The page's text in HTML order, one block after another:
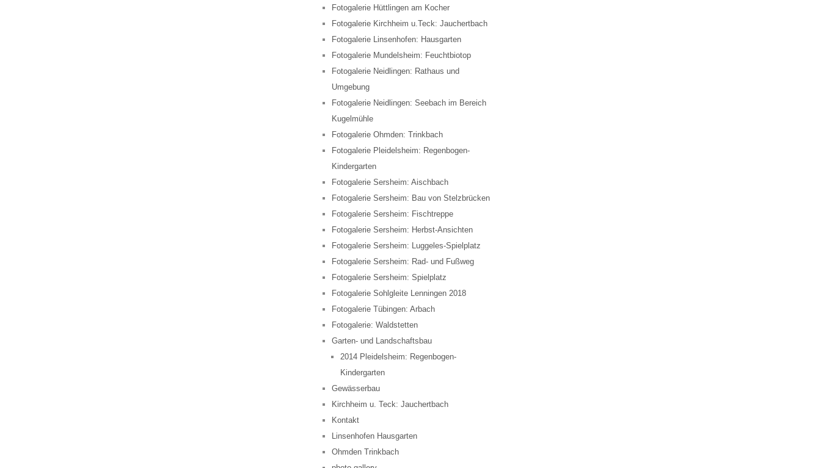
Fotogalerie Hüttlingen am Kocher
Fotogalerie Kirchheim u.Teck: Jauchertbach
Fotogalerie Linsenhofen: Hausgarten
Fotogalerie Mundelsheim: Feuchtbiotop
Fotogalerie Neidlingen: Rathaus und
Umgebung
Fotogalerie Neidlingen: Seebach im Bereich
Kugelmühle
Fotogalerie Ohmden: Trinkbach
Fotogalerie Pleidelsheim: Regenbogen-
Kindergarten
Fotogalerie Sersheim: Aischbach
Fotogalerie Sersheim: Bau von Stelzbrücken
Fotogalerie Sersheim: Fischtreppe
Fotogalerie Sersheim: Herbst-Ansichten
Fotogalerie Sersheim: Luggeles-Spielplatz
Fotogalerie Sersheim: Rad- und Fußweg
Fotogalerie Sersheim: Spielplatz
Fotogalerie Sohlgleite Lenningen 2018
Fotogalerie Tübingen: Arbach
Fotogalerie: Waldstetten
Garten- und Landschaftsbau
2014 Pleidelsheim: Regenbogen-
Kindergarten
Gewässerbau
Kirchheim u. Teck: Jauchertbach
Kontakt
Linsenhofen Hausgarten
Ohmden Trinkbach